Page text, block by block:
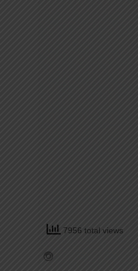
7956 total views